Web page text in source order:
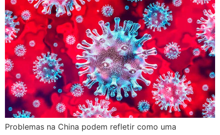
Problemas na China podem refletir como uma